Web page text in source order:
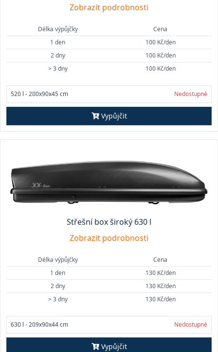
Zobrazit podrobnosti
Délka výpůjčky
1 den
2 dny
> 3 dny
Cena
100 Kč/den
100 Kč/den
100 Kč/den
520 l - 200x90x45 cm Nedostupné
Vypůjčit
Střešní box široký 630 l
Zobrazit podrobnosti
Délka výpůjčky
1 den
2 dny
> 3 dny
Cena
130 Kč/den
130 Kč/den
130 Kč/den
630 l - 209x90x44 cm Nedostupné
Vypůjčit